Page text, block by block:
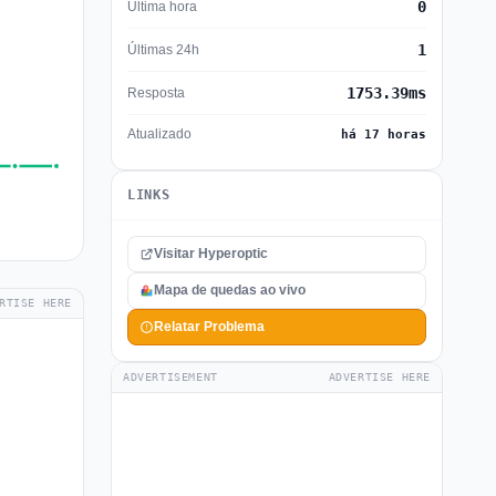
HERE
Última hora 0
Últimas 24h 1
Resposta 1753.39ms
Atualizado há 17 horas
LINKS
Visitar Hyperoptic
Mapa de quedas ao vivo
Relatar Problema
ADVERTISEMENT ADVERTISE HERE